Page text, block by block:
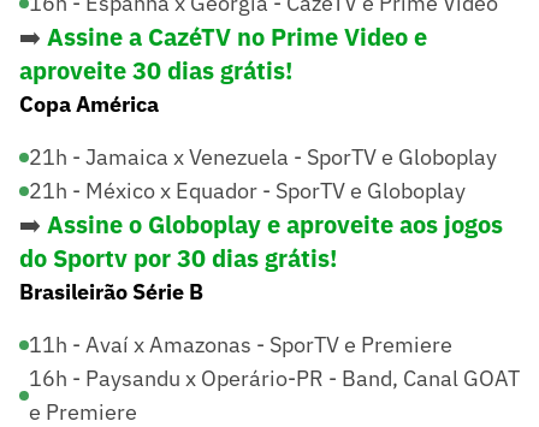
➡️ Assine a CazéTV no Prime Video e
aproveite 30 dias grátis!
Copa América
21h - Jamaica x Venezuela - SporTV e Globoplay
21h - México x Equador - SporTV e Globoplay
➡️ Assine o Globoplay e aproveite aos jogos
do Sportv por 30 dias grátis!
Brasileirão Série B
11h - Avaí x Amazonas - SporTV e Premiere
16h - Paysandu x Operário-PR - Band, Canal GOAT
e Premiere